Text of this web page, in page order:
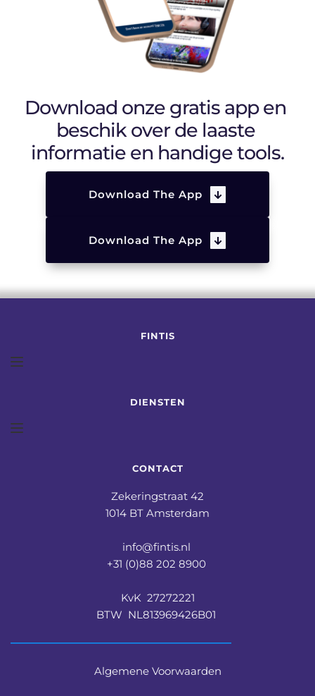
Download onze gratis app en
beschik over de laaste
informatie en handige tools.
Download The App
Download The App
FINTIS
DIENSTEN
CONTACT
Zekeringstraat 42
1014 BT Amsterdam
info@fintis.nl
+31 (0)88 202 8900
KvK  27272221
BTW  NL813969426B01
Algemene Voorwaarden